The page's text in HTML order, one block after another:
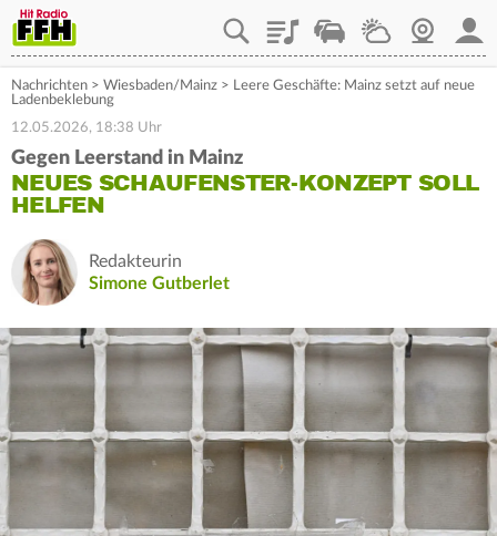
PlaylistStaupilotWetterWebcam
Nachrichten > Wiesbaden/Mainz > Leere Geschäfte: Mainz setzt auf neue
Ladenbeklebung
12.05.2026, 18:38 Uhr
Gegen Leerstand in Mainz
NEUES SCHAUFENSTER-KONZEPT SOLL
HELFEN
Redakteurin
Simone Gutberlet